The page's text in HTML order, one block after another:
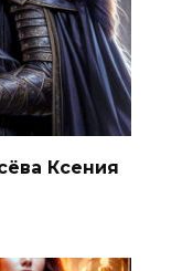
Ксения